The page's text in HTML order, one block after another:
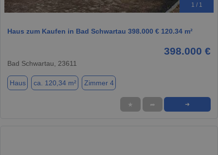
1 / 1
Haus zum Kaufen in Bad Schwartau 398.000 € 120.34 m²
398.000 €
Bad Schwartau, 23611
Haus ca. 120,34 m² Zimmer 4
★ ➦ ➜